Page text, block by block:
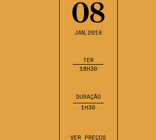
08
JAN,2019
TER
18H30
DURAÇÃO
1H30
VER PREÇOS